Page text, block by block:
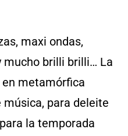
maxi ondas,
mucho brilli brilli… La
metamórfica
para deleite
la temporada